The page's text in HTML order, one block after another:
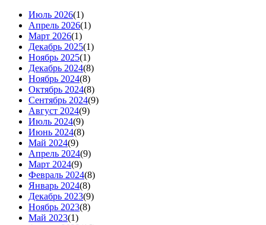
Июль 2026(1)
Апрель 2026(1)
Март 2026(1)
Декабрь 2025(1)
Ноябрь 2025(1)
Декабрь 2024(8)
Ноябрь 2024(8)
Октябрь 2024(8)
Сентябрь 2024(9)
Август 2024(9)
Июль 2024(9)
Июнь 2024(8)
Май 2024(9)
Апрель 2024(9)
Март 2024(9)
Февраль 2024(8)
Январь 2024(8)
Декабрь 2023(9)
Ноябрь 2023(8)
Май 2023(1)